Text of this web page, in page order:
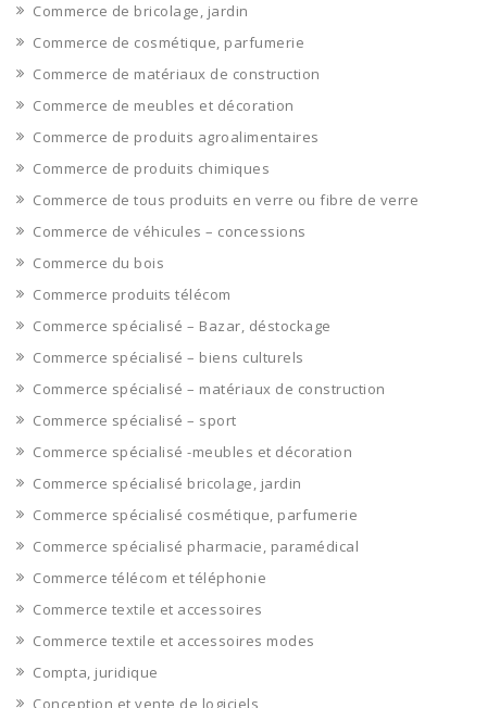
Commerce de bricolage, jardin
Commerce de cosmétique, parfumerie
Commerce de matériaux de construction
Commerce de meubles et décoration
Commerce de produits agroalimentaires
Commerce de produits chimiques
Commerce de tous produits en verre ou fibre de verre
Commerce de véhicules – concessions
Commerce du bois
Commerce produits télécom
Commerce spécialisé – Bazar, déstockage
Commerce spécialisé – biens culturels
Commerce spécialisé – matériaux de construction
Commerce spécialisé – sport
Commerce spécialisé -meubles et décoration
Commerce spécialisé bricolage, jardin
Commerce spécialisé cosmétique, parfumerie
Commerce spécialisé pharmacie, paramédical
Commerce télécom et téléphonie
Commerce textile et accessoires
Commerce textile et accessoires modes
Compta, juridique
Conception et vente de logiciels